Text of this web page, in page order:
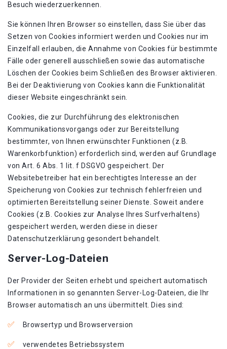
Besuch wiederzuerkennen.
Sie können Ihren Browser so einstellen, dass Sie über das
Setzen von Cookies informiert werden und Cookies nur im
Einzelfall erlauben, die Annahme von Cookies für bestimmte
Fälle oder generell ausschließen sowie das automatische
Löschen der Cookies beim Schließen des Browser aktivieren.
Bei der Deaktivierung von Cookies kann die Funktionalität
dieser Website eingeschränkt sein.
Cookies, die zur Durchführung des elektronischen
Kommunikationsvorgangs oder zur Bereitstellung
bestimmter, von Ihnen erwünschter Funktionen (z.B.
Warenkorbfunktion) erforderlich sind, werden auf Grundlage
von Art. 6 Abs. 1 lit. f DSGVO gespeichert. Der
Websitebetreiber hat ein berechtigtes Interesse an der
Speicherung von Cookies zur technisch fehlerfreien und
optimierten Bereitstellung seiner Dienste. Soweit andere
Cookies (z.B. Cookies zur Analyse Ihres Surfverhaltens)
gespeichert werden, werden diese in dieser
Datenschutzerklärung gesondert behandelt.
Server-Log-Dateien
Der Provider der Seiten erhebt und speichert automatisch
Informationen in so genannten Server-Log-Dateien, die Ihr
Browser automatisch an uns übermittelt. Dies sind:
Browsertyp und Browserversion
verwendetes Betriebssystem